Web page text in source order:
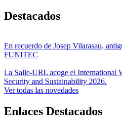
Destacados
En recuerdo de Josep Vilarasau,
FUNITEC
La Salle-URL acoge el International
Security and Sustainability 2026.
Ver todas las novedades
Enlaces Destacados